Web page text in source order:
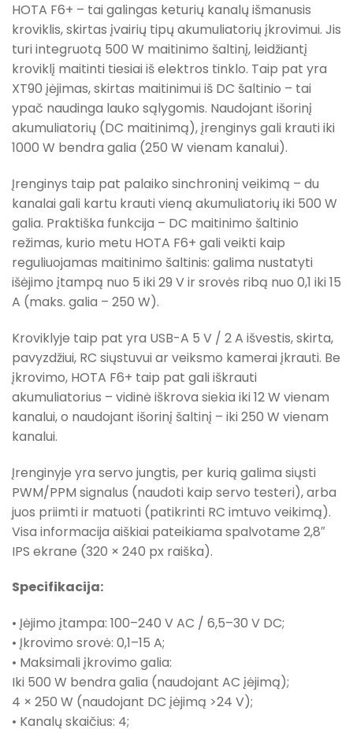
HOTA F6+ – tai galingas keturių kanalų išmanusis
kroviklis, skirtas įvairių tipų akumuliatorių įkrovimui. Jis
turi integruotą 500 W maitinimo šaltinį, leidžiantį
kroviklį maitinti tiesiai iš elektros tinklo. Taip pat yra
XT90 įėjimas, skirtas maitinimui iš DC šaltinio – tai
ypač naudinga lauko sąlygomis. Naudojant išorinį
akumuliatorių (DC maitinimą), įrenginys gali krauti iki
1000 W bendra galia (250 W vienam kanalui).
Įrenginys taip pat palaiko sinchroninį veikimą – du
kanalai gali kartu krauti vieną akumuliatorių iki 500 W
galia. Praktiška funkcija – DC maitinimo šaltinio
režimas, kurio metu HOTA F6+ gali veikti kaip
reguliuojamas maitinimo šaltinis: galima nustatyti
išėjimo įtampą nuo 5 iki 29 V ir srovės ribą nuo 0,1 iki 15
A (maks. galia – 250 W).
Kroviklyje taip pat yra USB-A 5 V / 2 A išvestis, skirta,
pavyzdžiui, RC siųstuvui ar veiksmo kamerai įkrauti. Be
įkrovimo, HOTA F6+ taip pat gali iškrauti
akumuliatorius – vidinė iškrova siekia iki 12 W vienam
kanalui, o naudojant išorinį šaltinį – iki 250 W vienam
kanalui.
Įrenginyje yra servo jungtis, per kurią galima siųsti
PWM/PPM signalus (naudoti kaip servo testeri), arba
juos priimti ir matuoti (patikrinti RC imtuvo veikimą).
Visa informacija aiškiai pateikiama spalvotame 2,8″
IPS ekrane (320 × 240 px raiška).
Specifikacija:
• Įėjimo įtampa: 100–240 V AC / 6,5–30 V DC;
• Įkrovimo srovė: 0,1–15 A;
• Maksimali įkrovimo galia:
Iki 500 W bendra galia (naudojant AC įėjimą);
4 × 250 W (naudojant DC įėjimą >24 V);
• Kanalų skaičius: 4;